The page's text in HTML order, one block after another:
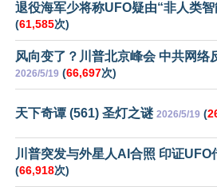
退役海军少将称UFO疑由“非人类
(61,585次)
风向变了？川普北京峰会 中共网络
2026/5/19 (66,697次)
天下奇谭 (561) 圣灯之谜 2026/5/19 (
川普突发与外星人AI合照 印证UFO
(66,918次)